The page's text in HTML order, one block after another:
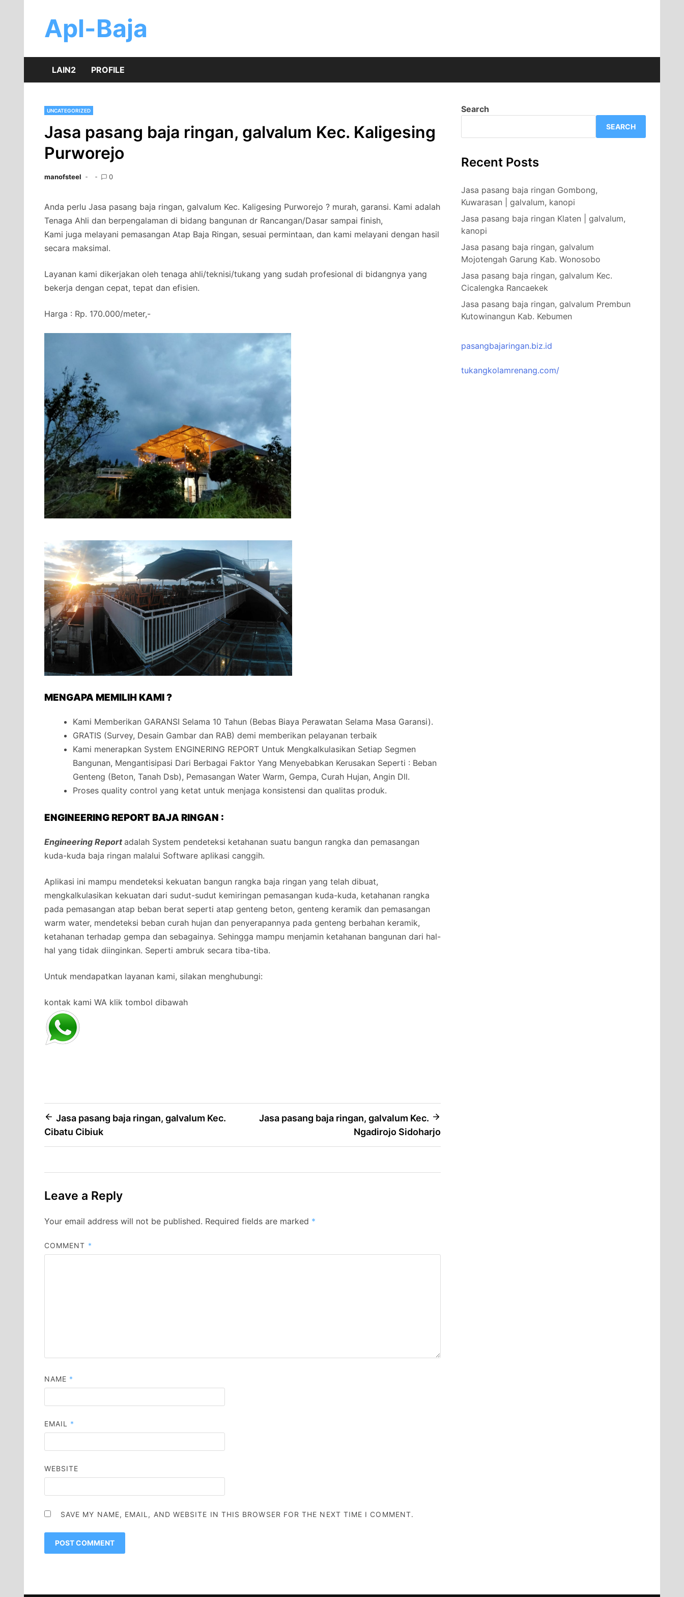
contentApl-Baja
LAIN2 PROFILE
UNCATEGORIZED
Jasa pasang baja ringan, galvalum Kec. Kaligesing
Purworejo
manofsteel 0
Anda perlu Jasa pasang baja ringan, galvalum Kec. Kaligesing Purworejo ? murah, garansi. Kami adalah
Tenaga Ahli dan berpengalaman di bidang bangunan dr Rancangan/Dasar sampai finish,
Kami juga melayani pemasangan Atap Baja Ringan, sesuai permintaan, dan kami melayani dengan hasil
secara maksimal.
Layanan kami dikerjakan oleh tenaga ahli/teknisi/tukang yang sudah profesional di bidangnya yang
bekerja dengan cepat, tepat dan efisien.
Harga : Rp. 170.000/meter,-
MENGAPA MEMILIH KAMI ?
Kami Memberikan GARANSI Selama 10 Tahun (Bebas Biaya Perawatan Selama Masa Garansi).
GRATIS (Survey, Desain Gambar dan RAB) demi memberikan pelayanan terbaik
Kami menerapkan System ENGINERING REPORT Untuk Mengkalkulasikan Setiap Segmen
Bangunan, Mengantisipasi Dari Berbagai Faktor Yang Menyebabkan Kerusakan Seperti : Beban
Genteng (Beton, Tanah Dsb), Pemasangan Water Warm, Gempa, Curah Hujan, Angin Dll.
Proses quality control yang ketat untuk menjaga konsistensi dan qualitas produk.
ENGINEERING REPORT BAJA RINGAN :
Engineering Reportadalah System pendeteksi ketahanan suatu bangun rangka dan pemasangan
kuda-kuda baja ringan malalui Software aplikasi canggih.
Aplikasi ini mampu mendeteksi kekuatan bangun rangka baja ringan yang telah dibuat,
mengkalkulasikan kekuatan dari sudut-sudut kemiringan pemasangan kuda-kuda, ketahanan rangka
pada pemasangan atap beban berat seperti atap genteng beton, genteng keramik dan pemasangan
warm water, mendeteksi beban curah hujan dan penyerapannya pada genteng berbahan keramik,
ketahanan terhadap gempa dan sebagainya. Sehingga mampu menjamin ketahanan bangunan dari hal-
hal yang tidak diinginkan. Seperti ambruk secara tiba-tiba.
Untuk mendapatkan layanan kami, silakan menghubungi:
kontak kami WA klik tombol dibawah
Post
navigation
Jasa pasang baja ringan, galvalum Kec.
Cibatu Cibiuk
Jasa pasang baja ringan, galvalum Kec.
Ngadirojo Sidoharjo
Leave a Reply
Your email address will not be published. Required fields are marked *
COMMENT *
NAME *
EMAIL *
WEBSITE
SAVE MY NAME, EMAIL, AND WEBSITE IN THIS BROWSER FOR THE NEXT TIME I COMMENT.
Search
SEARCH
Recent Posts
Jasa pasang baja ringan Gombong,
Kuwarasan | galvalum, kanopi
Jasa pasang baja ringan Klaten | galvalum,
kanopi
Jasa pasang baja ringan, galvalum
Mojotengah Garung Kab. Wonosobo
Jasa pasang baja ringan, galvalum Kec.
Cicalengka Rancaekek
Jasa pasang baja ringan, galvalum Prembun
Kutowinangun Kab. Kebumen
pasangbajaringan.biz.id
tukangkolamrenang.com/